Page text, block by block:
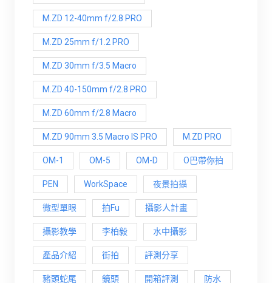
M.ZD 12-40mm f/2.8 PRO
M.ZD 25mm f/1.2 PRO
M.ZD 30mm f/3.5 Macro
M.ZD 40-150mm f/2.8 PRO
M.ZD 60mm f/2.8 Macro
M.ZD 90mm 3.5 Macro IS PRO M.ZD PRO
OM-1 OM-5 OM-D O巴帶你拍
PEN WorkSpace 夜景拍攝
微型單眼 拍Fu 攝影人計畫
攝影教學 李柏毅 水中攝影
產品介紹 街拍 評測分享
豬頭蛇尾 鏡頭 開箱評測 防水